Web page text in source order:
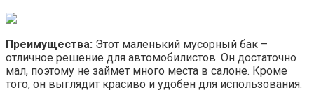
Преимущества: Этот маленький мусорный бак –
отличное решение для автомобилистов. Он достаточно
мал, поэтому не займет много места в салоне. Кроме
того, он выглядит красиво и удобен для использования.